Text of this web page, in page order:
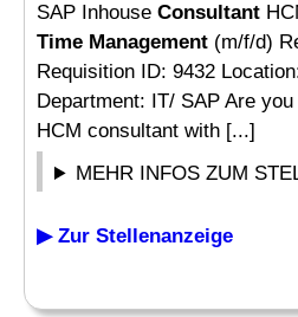
SAP Inhouse Consultant
Time Management (m/f/d)
Requisition ID: 9432
Department: IT/ SAP Are
HCM consultant with [...]
MEHR INFOS ZUM
▶ Zur Stellenanzeige